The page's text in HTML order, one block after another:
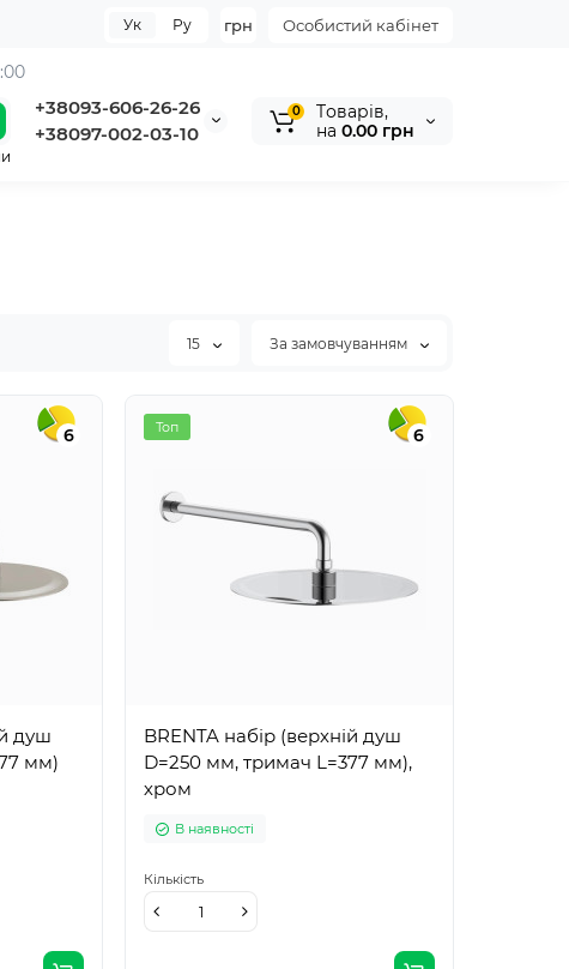
Особистий кабінет
грн
Ук Ру
+38093-606-26-26
+38097-002-03-10
0
Tоварів,
на 0.00 грн
15 За замовчуванням
6
душ
мм)
6
Топ
BRENTA набір (верхній душ
D=250 мм, тримач L=377 мм),
хром
В наявності
Кількість